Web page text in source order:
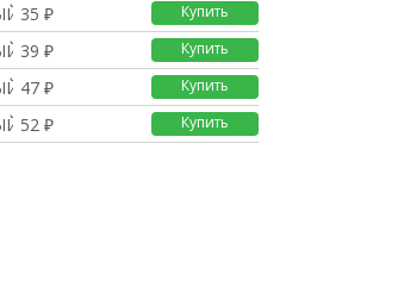
О/У (250
35 ₽ Купить
0.4
39 ₽ Купить
О/У , МО
47 ₽ Купить
0.4
52 ₽ Купить